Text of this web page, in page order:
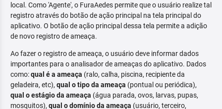
local. Como 'Agente', o FuraAedes permite que o usuário realize tal
registro através do botão de ação principal na tela principal do
aplicativo. O botão de ação principal dessa tela permite a adição
de novo registro de ameaça.
Ao fazer o registro de ameaça, o usuário deve informar dados
importantes para o analisador de ameaças do aplicativo. Dados
como:qual é a ameaça (ralo, calha, piscina, recipiente da
geladeira, etc), qual o tipo da ameaça (pontual ou periódica),
qual o estágio da ameaça (água parada, ovos, larvas, pupas,
mosquitos), qual o domínio da ameaça (usuário, terceiro,